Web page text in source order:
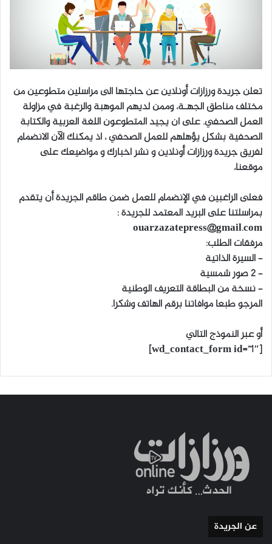
تعلن جريدة ورزازات أونلاين عن حاجتها الى مراسلين متطوعين من
مختلف مناطق الجهـة، وممن لديهم الموهبة والرغبة في مزاولة
العمل الصحفي. على ان يجيد المتطوعون اللغة العربية والكتابة
الصحفية بشكل يؤهلهم للعمل الصحفي ، اذ يمكنك الآن الانضمام
لفريق جريدة ورزازات أونلاين و نشر اخبارك و مواضيعك على
موقعنا،
فعلى الراغبين في الإنضمام للعمل ضمن طاقم الجريدة أن يتقدم
بمراسلتنا على البريد المعتمد للجريدة :
ouarzazatepress@gmail.com
مرفقات الطلب:
– السيرة الذاتية
– 2 صور شمسية
– نسخة من البطاقة التعريف الوطنية
المرجو طبعا موافاتنا برقم الهاتف وشكرا.
أو عبر النموذج التالي
[wd_contact_form id=”1″]
عن الجريدة